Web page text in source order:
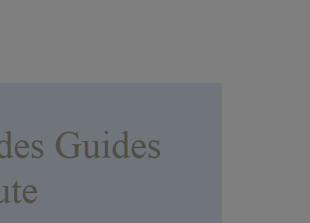
Informations pratiques
Guides